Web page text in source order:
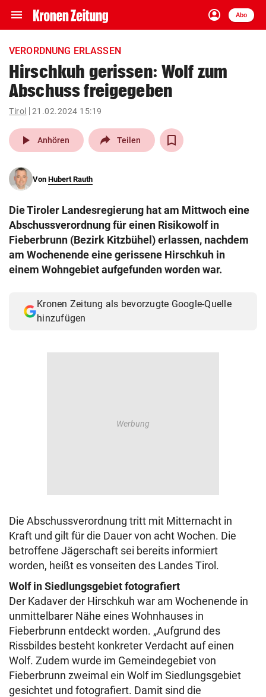
menu Navigation
ein-/ausklappen
account_circle
Anmelden
Abo
close Schließen
account_circle Anmelden
pin_drop
Wien arrow_right
search
eingeben
© Krone Multimedia GmbH & Co KG 2026
VERORDNUNG ERLASSEN
Hirschkuh gerissen: Wolf zum
Abschuss freigegeben
Tirol 21.02.2024 15:19
play_arrow Anhören Teilen
Von Hubert Rauth
Die Tiroler Landesregierung hat am Mittwoch eine
Abschussverordnung für einen Risikowolf in
Fieberbrunn (Bezirk Kitzbühel) erlassen, nachdem
am Wochenende eine gerissene Hirschkuh in
einem Wohngebiet aufgefunden worden war.
Kronen Zeitung als bevorzugte Google-Quelle
hinzufügen
Die Abschussverordnung tritt mit Mitternacht in
Kraft und gilt für die Dauer von acht Wochen. Die
betroffene Jägerschaft sei bereits informiert
worden, heißt es vonseiten des Landes Tirol.
Wolf in Siedlungsgebiet fotografiert
Der Kadaver der Hirschkuh war am Wochenende in
unmittelbarer Nähe eines Wohnhauses in
Fieberbrunn entdeckt worden. „Aufgrund des
Rissbildes besteht konkreter Verdacht auf einen
Wolf. Zudem wurde im Gemeindegebiet von
Fieberbrunn zweimal ein Wolf im Siedlungsgebiet
gesichtet und fotografiert. Damit sind die